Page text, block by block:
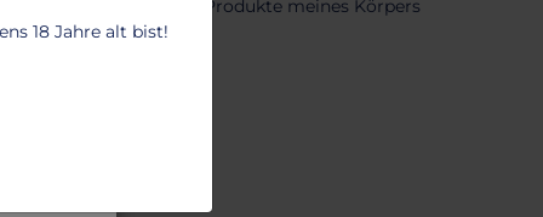
18 Jahre alt bist!
du dir an Textilien und Produkte meines Körpers